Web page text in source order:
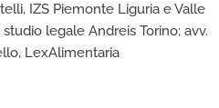
IZS Piemonte Liguria e Valle
studio legale Andreis Torino; avv.
LexAlimentaria